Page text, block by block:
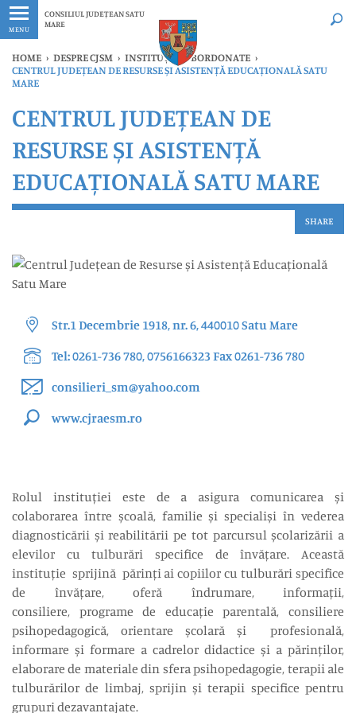
MENU
CONSILIUL JUDEȚEAN SATU
MARE
Ultimele
HOME › DESPRE CJSM › INSTITUȚII SUBORDONATE ›
CENTRUL JUDEȚEAN DE RESURSE ȘI ASISTENȚĂ EDUCAȚIONALĂ SATU
MARE
CENTRUL JUDEȚEAN DE
RESURSE ȘI ASISTENȚĂ
EDUCAȚIONALĂ SATU MARE
SHARE
Str.1 Decembrie 1918, nr. 6, 440010 Satu Mare
Tel: 0261-736 780, 0756166323 Fax 0261-736 780
consilieri_sm@yahoo.com
www.cjraesm.ro
Rolul instituției este de a asigura comunicarea și
colaborarea între școală, familie și specialiși în vederea
diagnosticării și reabilitării pe tot parcursul școlarizării a
elevilor cu tulburări specifice de învățare. Această
instituție sprijină părinți ai copiilor cu tulburări specifice
de învățare, oferă îndrumare, informații,
consiliere, programe de educație parentală, consiliere
psihopedagogică, orientare școlară și profesională,
informare și formare a cadrelor didactice și a părinților,
elaborare de materiale din sfera psihopedagogie, terapii ale
tulburărilor de limbaj, sprijin și terapii specifice pentru
grupuri dezavantajate.